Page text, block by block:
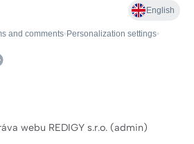
webu REDIGY s.r.o.(admin)